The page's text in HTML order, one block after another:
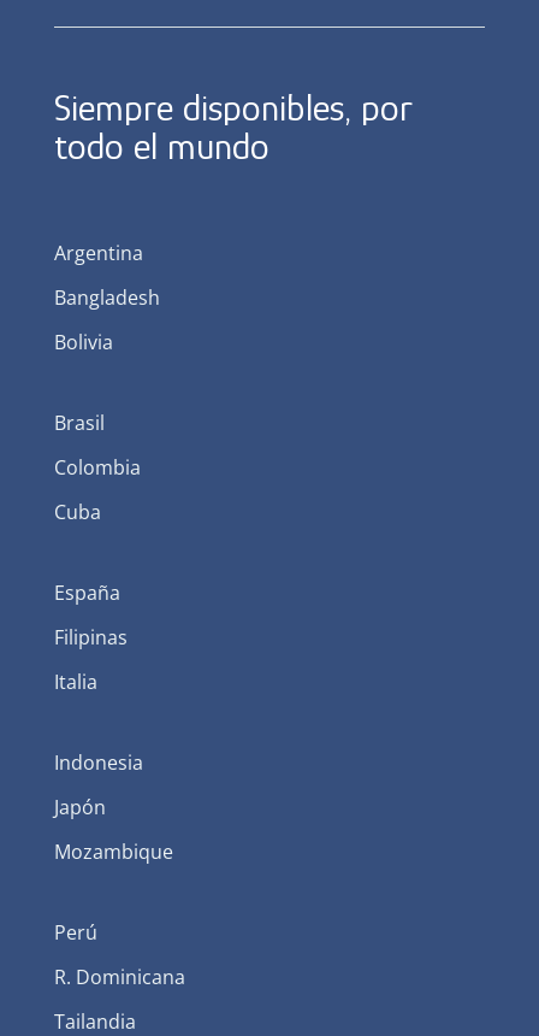
Siempre disponibles, por
todo el mundo
Argentina
Bangladesh
Bolivia
Brasil
Colombia
Cuba
España
Filipinas
Italia
Indonesia
Japón
Mozambique
Perú
R. Dominicana
Tailandia